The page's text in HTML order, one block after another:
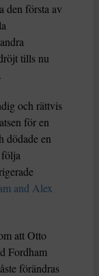
den första av
tills nu
och rättvis
för en
dödade en
and Alex
att Otto
Fordham
förändras